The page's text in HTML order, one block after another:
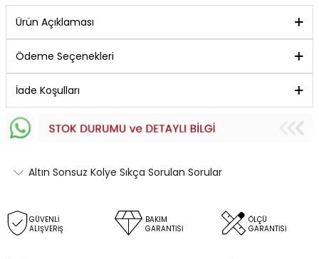
Ürün Açıklaması
Ödeme Seçenekleri
İade Koşulları
Altın Sonsuz Kolye Sıkça Sorulan Sorular
GÜVENLİ
ALIŞVERİŞ
BAKIM
GARANTİSİ
ÖLÇÜ
GARANTİSİ